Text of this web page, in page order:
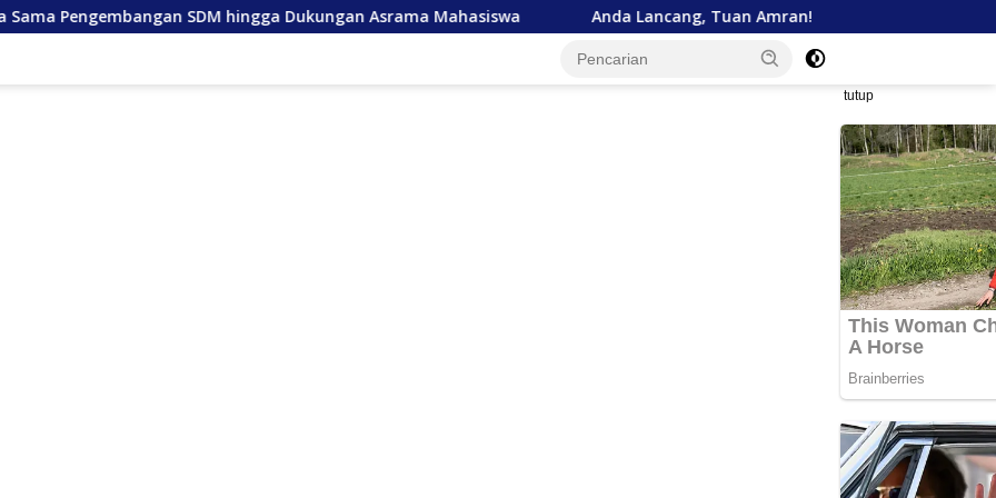
SDM hingga Dukungan Asrama Mahasiswa Anda Lancang, Tuan Amran! Bank Aceh Tegaskan
tutup